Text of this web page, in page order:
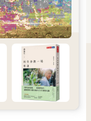
有薪水和缺乏穩定性之
作，我們要接聽電話、
產品，通常還要幫忙任
地的報紙擔任支薪的特
我支付兩個月的房租。
養活自己，我在紐約的
多方面都很荒謬，但是
作是「進入」大型媒體
中沒有其他人走過這條
，還沒準備要讓現實阻